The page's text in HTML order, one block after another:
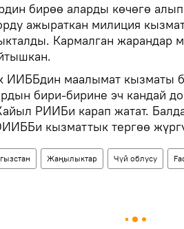
бирөө аларды көчөгө
ажыраткан милиция
Кармалган жарандар
ИИББдин маалымат кызматы
бири-бирине эч кандай
РИИБи карап жатат.
кызматтык тергөө
Жаңылыктар Чүй облусу